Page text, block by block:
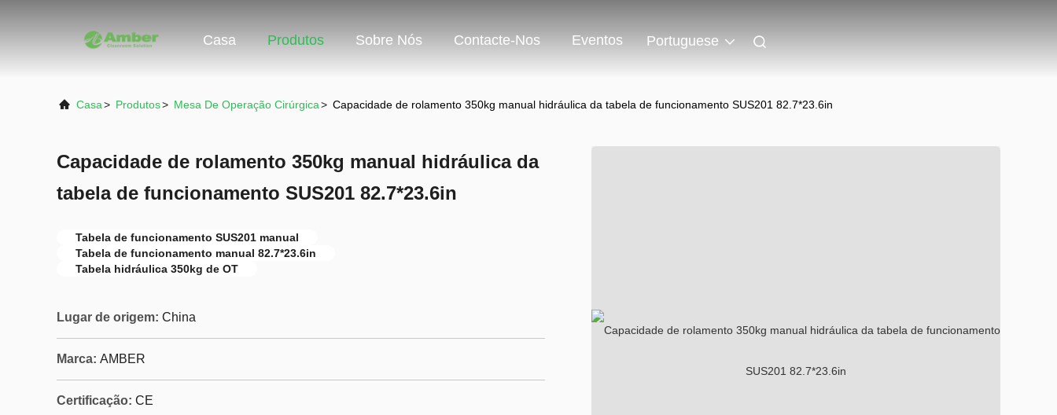
Casa Produtos Sobre Nós Contacte-Nos Eventos Portuguese
Casa> Produtos> Mesa De Operação Cirúrgica> Capacidade de rolamento 350kg manual hidráulica da tabela de funcionamento SUS201 82.7*23.6in
Capacidade de rolamento 350kg manual hidráulica da
tabela de funcionamento SUS201 82.7*23.6in
Tabela de funcionamento SUS201 manual
Tabela de funcionamento manual 82.7*23.6in
Tabela hidráulica 350kg de OT
Lugar de origem: China
Marca: AMBER
Certificação: CE